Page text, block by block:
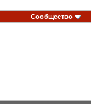
Сообщество